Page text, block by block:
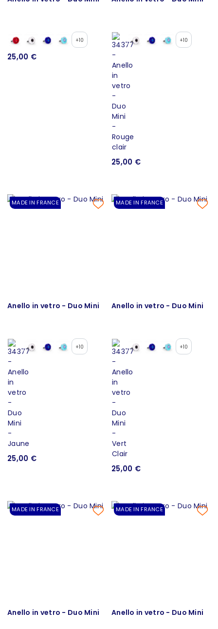
+10
25,00 €
+10
25,00 €
MADE IN FRANCE
Anello in vetro - Duo Mini
+10
25,00 €
MADE IN FRANCE
Anello in vetro - Duo Mini
+10
25,00 €
MADE IN FRANCE
Anello in vetro - Duo Mini
MADE IN FRANCE
Anello in vetro - Duo Mini